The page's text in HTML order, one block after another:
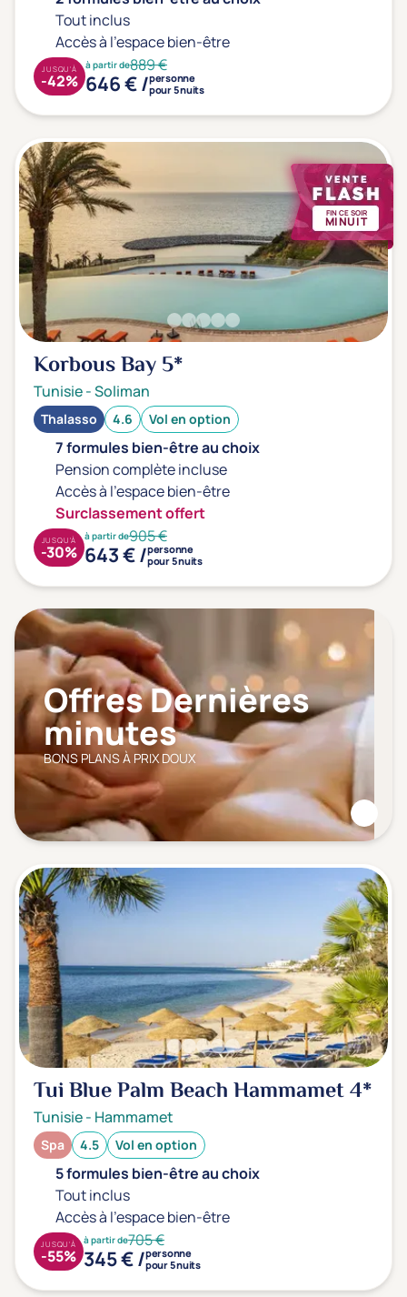
Tout inclus
Accès à l'espace bien-être
à partir de889 €
646 € /personne
pour 5 nuits
JUSQU'À
-42%
FIN CE SOIR
MINUIT
Korbous Bay5*
Tunisie-Soliman
Thalasso 4.6 Vol en option
7 formules bien-être au choix
Pension complète incluse
Accès à l'espace bien-être
Surclassement offert
à partir de905 €
643 € /personne
pour 5 nuits
JUSQU'À
-30%
Offres Dernières
minutes
BONS PLANS À PRIX DOUX
Tui Blue Palm Beach Hammamet4*
Tunisie- Hammamet
Spa 4.5 Vol en option
5 formules bien-être au choix
Tout inclus
Accès à l'espace bien-être
à partir de705 €
345 € /personne
pour 5 nuits
JUSQU'À
-55%